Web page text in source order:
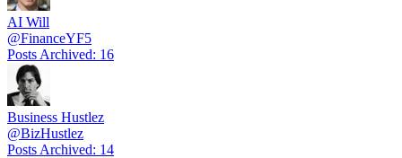
AI Will
@FinanceYF5
Posts Archived: 16
Business Hustlez
@BizHustlez
Posts Archived: 14